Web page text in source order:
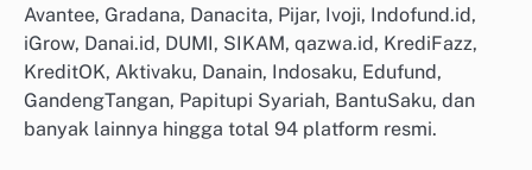
Avantee, Gradana, Danacita, Pijar, Ivoji, Indofund.id,
iGrow, Danai.id, DUMI, SIKAM, qazwa.id, KrediFazz,
KreditOK, Aktivaku, Danain, Indosaku, Edufund,
GandengTangan, Papitupi Syariah, BantuSaku, dan
banyak lainnya hingga total 94 platform resmi.